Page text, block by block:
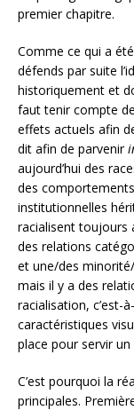
premier chapitre.
Comme ce qui a
défends par suite
historiquement et
faut tenir compte
effets actuels afin
dit afin de parvenir
aujourd’hui des
des
institutionnelles
racialisent toujours
des relations
et une/des minorité/
mais il y a des
racialisation, c’est-
caractéristiques
place pour servir
C’est pourquoi la
principales.